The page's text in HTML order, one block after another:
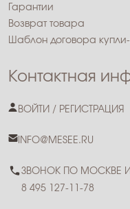
Гарантии
Возврат товара
Шаблон договора
Контактная
ВОЙТИ / РЕГИСТРАЦИЯ
INFO@MESEE.RU
ЗВОНОК ПО МОСКВЕ
8 495 127-11-78